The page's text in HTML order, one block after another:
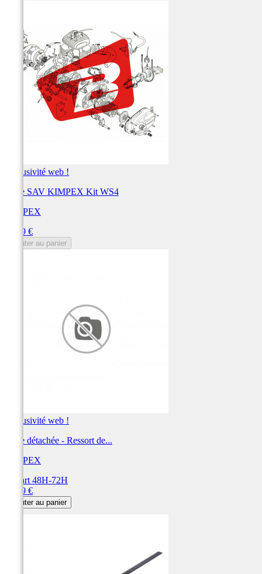
Exclusivité web !
Pièce SAV KIMPEX Kit WS4
KIMPEX
50,99 €
Ajouter au panier
Exclusivité web !
Pièce détachée - Ressort de...
KIMPEX
Départ 48H-72H
50,99 €
Ajouter au panier